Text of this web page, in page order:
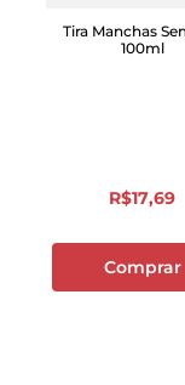
Tira Manchas
100ml
R$17,69
Comprar